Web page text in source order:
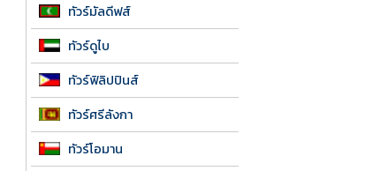
ทัวร์มัลดีฟส์
ทัวร์ดูไบ
ทัวร์ฟิลิปปินส์
ทัวร์ศรีลังกา
ทัวร์โอมาน